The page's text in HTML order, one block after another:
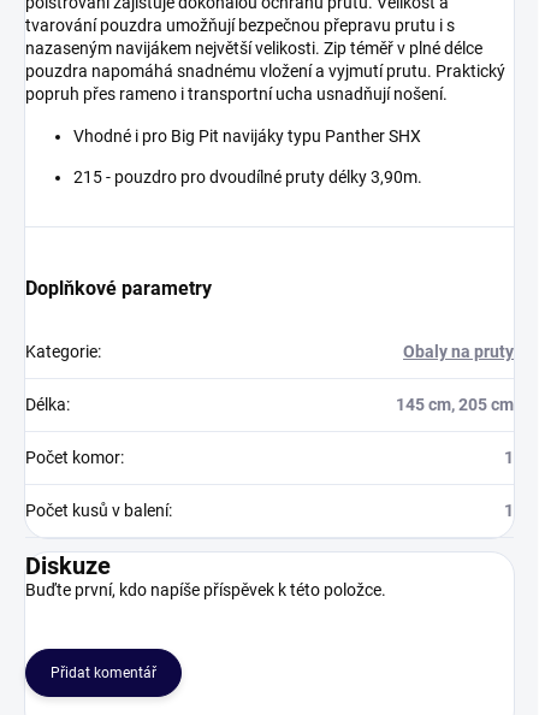
tvarování pouzdra umožňují bezpečnou přepravu prutu i s
nazaseným navijákem největší velikosti. Zip téměř v plné délce
pouzdra napomáhá snadnému vložení a vyjmutí prutu. Praktický
popruh přes rameno i transportní ucha usnadňují nošení.
Vhodné i pro Big Pit navijáky typu Panther SHX
215 - pouzdro pro dvoudílné pruty délky 3,90m.
Doplňkové parametry
Kategorie: Obaly na pruty
Délka: 145 cm, 205 cm
Počet komor: 1
Počet kusů v balení: 1
Diskuze
Buďte první, kdo napíše příspěvek k této položce.
Přidat komentář